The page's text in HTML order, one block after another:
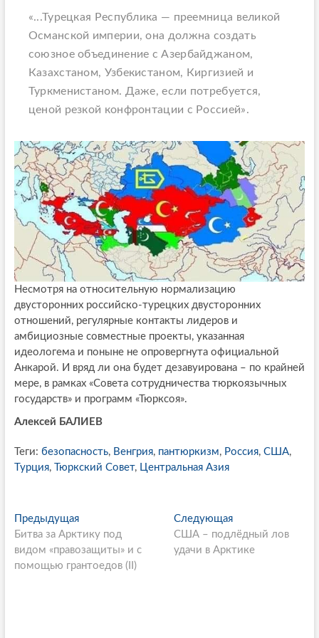
«...Турецкая Республика — преемница великой
Османской империи, она должна создать
союзное объединение с Азербайджаном,
Казахстаном, Узбекистаном, Киргизией и
Туркменистаном. Даже, если потребуется,
ценой резкой конфронтации с Россией».
Несмотря на относительную нормализацию
двусторонних российско-турецких двусторонних
отношений, регулярные контакты лидеров и
амбициозные совместные проекты, указанная
идеологема и поныне не опровергнута официальной
Анкарой. И вряд ли она будет дезавуирована – по крайней
мере, в рамках «Совета сотрудничества тюркоязычных
государств» и программ «Тюрксоя».
Алексей БАЛИЕВ
Теги: безопасность, Венгрия, пантюркизм, Россия, США,
Турция, Тюркский Совет, Центральная Азия
P
o
s
ПредыдущаяП
р
е
д
Битва за Арктику под
видом «правозащиты» и с
помощью грантоедов (II)
Следующая
л
е
США – подлёдный лов
удачи в Арктике